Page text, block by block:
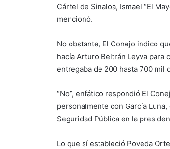
Cártel de Sinaloa, Ismael “El
mencionó.
No obstante, El Conejo indicó
hacía Arturo Beltrán Leyva para
entregaba de 200 hasta 700 mil
“No”, enfático respondió El
personalmente con García
Seguridad Pública en la
Lo que sí estableció Poveda